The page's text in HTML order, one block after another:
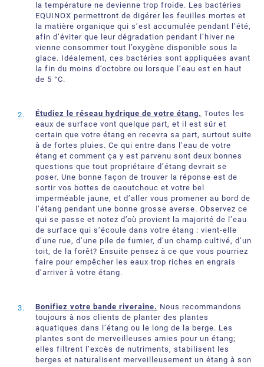
la température ne devienne trop froide. Les bactéries
EQUINOX permettront de digérer les feuilles mortes et
la matière organique qui s’est accumulée pendant l’été,
afin d’éviter que leur dégradation pendant l’hiver ne
vienne consommer tout l’oxygène disponible sous la
glace. Idéalement, ces bactéries sont appliquées avant
la fin du moins d’octobre ou lorsque l’eau est en haut
de 5 °C.
Étudiez le réseau hydrique de votre étang. Toutes les
eaux de surface vont quelque part, et il est sûr et
certain que votre étang en recevra sa part, surtout suite
à de fortes pluies. Ce qui entre dans l’eau de votre
étang et comment ça y est parvenu sont deux bonnes
questions que tout propriétaire d’étang devrait se
poser. Une bonne façon de trouver la réponse est de
sortir vos bottes de caoutchouc et votre bel
imperméable jaune, et d’aller vous promener au bord de
l’étang pendant une bonne grosse averse. Observez ce
qui se passe et notez d’où provient la majorité de l’eau
de surface qui s’écoule dans votre étang : vient-elle
d’une rue, d’une pile de fumier, d’un champ cultivé, d’un
toit, de la forêt? Ensuite pensez à ce que vous pourriez
faire pour empêcher les eaux trop riches en engrais
d’arriver à votre étang.
Bonifiez votre bande riveraine. Nous recommandons
toujours à nos clients de planter des plantes
aquatiques dans l’étang ou le long de la berge. Les
plantes sont de merveilleuses amies pour un étang;
elles filtrent l’excès de nutriments, stabilisent les
berges et naturalisent merveilleusement un étang à son